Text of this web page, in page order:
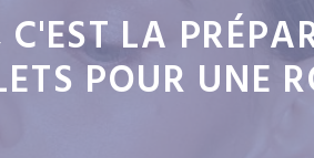
LA
POUR UNE